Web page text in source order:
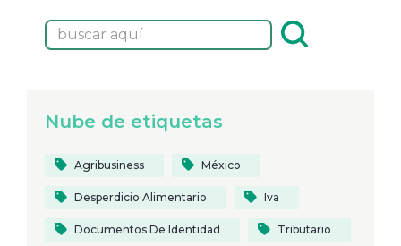
Nube de etiquetas
Agribusiness México
Desperdicio Alimentario Iva
Documentos De Identidad Tributario